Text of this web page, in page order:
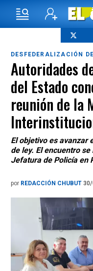
DESFEDERALIZACIÓN
Autoridades
del Estado
reunión de la
El objetivo es avanzar
de ley. El encuentro
Jefatura de Policía en
por REDACCIÓN CHUBUT